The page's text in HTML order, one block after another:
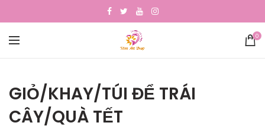
0
GIỎ/KHAY/TÚI ĐỂ TRÁI
CÂY/QUÀ TẾT